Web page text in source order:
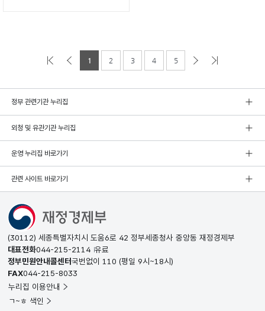
1 2 3 4 5
정부 관련기관 누리집
외청 및 유관기관 누리집
운영 누리집 바로가기
관련 사이트 바로가기
(30112) 세종특별자치시 도움6로 42 정부세종청사 중앙동 재정경제부
대표전화044-215-2114 유료
정부민원안내콜센터국번없이 110 (평일 9시~18시)
FAX044-215-8033
누리집 이용안내
ㄱ~ㅎ 색인